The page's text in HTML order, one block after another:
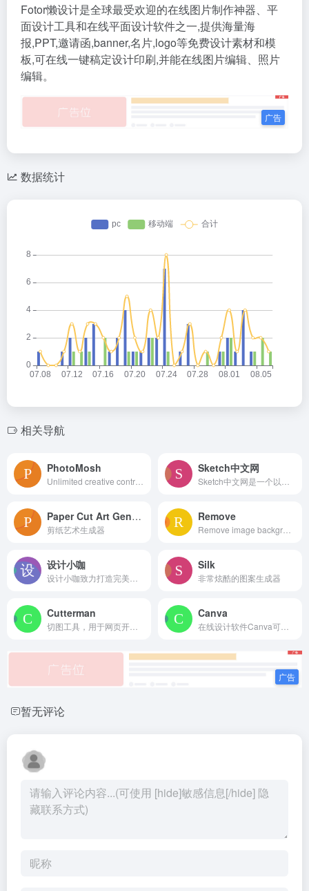
Fotor懒设计是全球最受欢迎的在线图片制作神器、平
面设计工具和在线平面设计软件之一,提供海量海
报,PPT,邀请函,banner,名片,logo等免费设计素材和模
板,可在线一键稿定设计印刷,并能在线图片编辑、照片
编辑。
数据统计
相关导航
PhotoMosh Sketch中文网
Paper Cut Art Generator
剪纸艺术生成器
Remove
设计小咖 Silk
非常炫酷的图案生成器
Cutterman Canva
暂无评论